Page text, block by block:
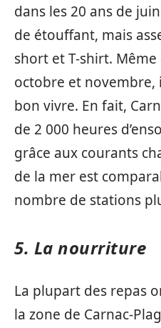
dans les 20 ans de
de étouffant, mais
short et T-shirt.
octobre et novembre,
bon vivre. En fait,
de 2 000 heures
grâce aux courants
de la mer est
nombre de stations
5. La nourriture
La plupart des repas
la zone de Carnac-